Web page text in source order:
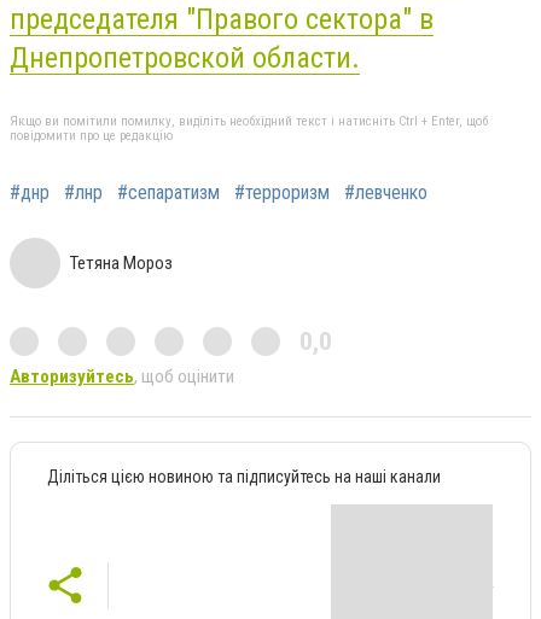
председателя "Правого сектора" в
Днепропетровской области.
Якщо ви помітили помилку, виділіть необхідний текст і натисніть Ctrl + Enter, щоб
повідомити про це редакцію
#днр #лнр #сепаратизм #терроризм #левченко
Тетяна Мороз
0,0
Авторизуйтесь, щоб оцінити
Діліться цією новиною та підписуйтесь на наші канали